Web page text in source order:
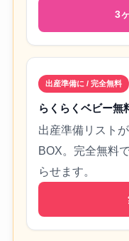
3
出産準備に / 完全無料
らくらくベビー無
出産準備リスト
BOX。完全無料
らせます。